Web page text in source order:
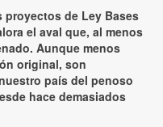
de Ley Bases
el aval que, al menos
Aunque menos
original, son
país del penoso
hace demasiados